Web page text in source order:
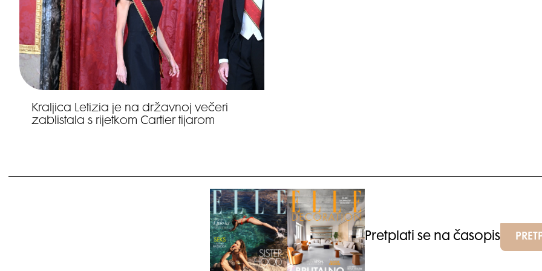
Kraljica Letizia je na državnoj večeri
zablistala s rijetkom Cartier tijarom
Pretplati se na časopis